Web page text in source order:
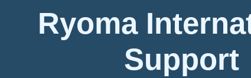
Ryoma
Support